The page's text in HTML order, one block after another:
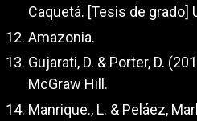
Caquetá. [Tesis de grado]
Amazonia.
Gujarati, D. & Porter, D.
McGraw Hill.
Manrique., L. & Peláez,